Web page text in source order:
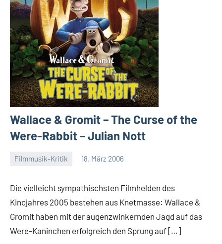
Wallace & Gromit – The Curse of the
Were-Rabbit – Julian Nott
Filmmusik-Kritik 18. März 2006
Die vielleicht sympathischsten Filmhelden des
Kinojahres 2005 bestehen aus Knetmasse: Wallace &
Gromit haben mit der augenzwinkernden Jagd auf das
Were-Kaninchen erfolgreich den Sprung auf […]